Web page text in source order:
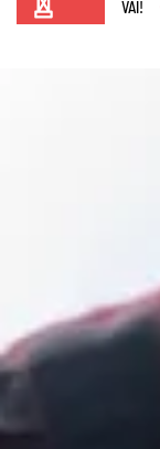
VAI!